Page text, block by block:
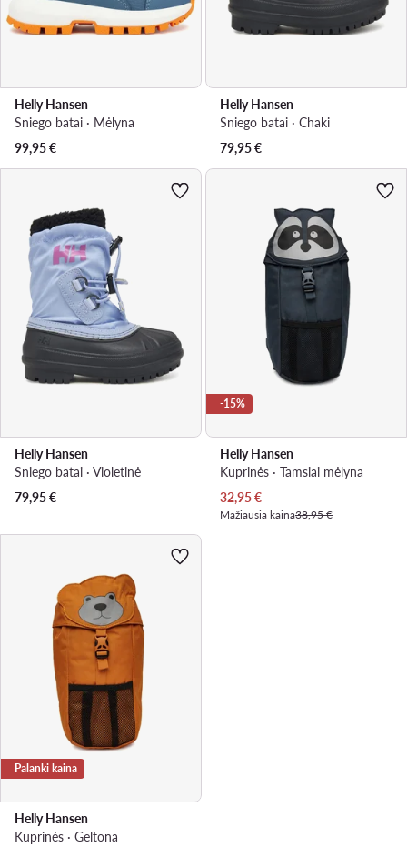
Helly Hansen
Sniego batai · Mėlyna
99,95€
Helly Hansen
Sniego batai · Chaki
79,95€
Helly Hansen
Sniego batai · Violetinė
79,95€
-15%
Helly Hansen
Kuprinės · Tamsiai mėlyna
Dabartinė kaina
32,95€
Mažiausia kaina38,95 €
Palanki kaina
Helly Hansen
Kuprinės · Geltona